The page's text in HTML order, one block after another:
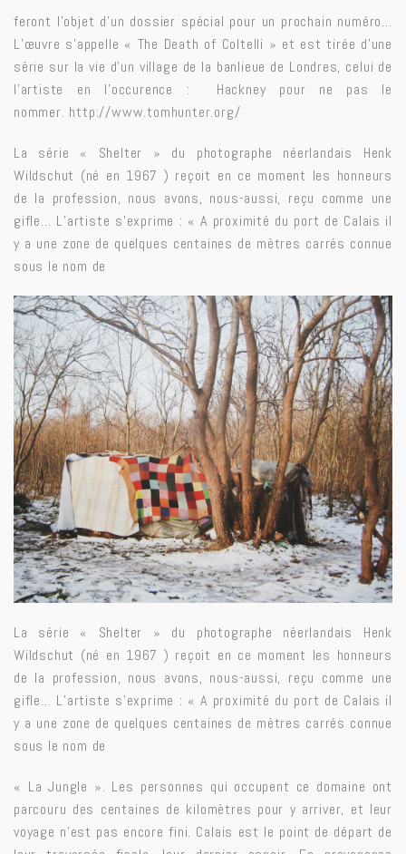
feront l’objet d’un dossier spécial pour un prochain numéro…
L’œuvre s’appelle « The Death of Coltelli » et est tirée d’une
série sur la vie d’un village de la banlieue de Londres, celui de
l’artiste en l’occurence : Hackney pour ne pas le
nommer. http://www.tomhunter.org/
La série « Shelter » du photographe néerlandais Henk
Wildschut (né en 1967 ) reçoit en ce moment les honneurs
de la profession, nous avons, nous-aussi, reçu comme une
gifle… L’artiste s’exprime : « A proximité du port de Calais il
y a une zone de quelques centaines de mètres carrés connue
sous le nom de
La série « Shelter » du photographe néerlandais Henk
Wildschut (né en 1967 ) reçoit en ce moment les honneurs
de la profession, nous avons, nous-aussi, reçu comme une
gifle… L’artiste s’exprime : « A proximité du port de Calais il
y a une zone de quelques centaines de mètres carrés connue
sous le nom de
« La Jungle ». Les personnes qui occupent ce domaine ont
parcouru des centaines de kilomètres pour y arriver, et leur
voyage n’est pas encore fini. Calais est le point de départ de